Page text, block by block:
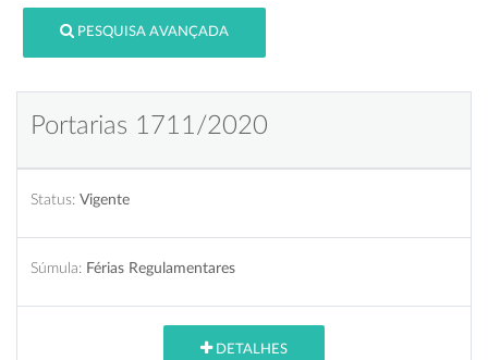
PESQUISA AVANÇADA
Portarias 1711/2020
Status: Vigente
Súmula: Férias Regulamentares
DETALHES